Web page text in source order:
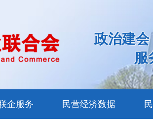
政治建会
服
企服务 民营经济数据